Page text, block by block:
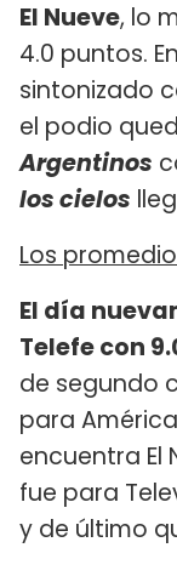
El Nueve, lo
4.0 puntos. En
sintonizado
el podio
Argentinos
los cielos
Los
El día
Telefe con
de segundo
para
encuentra El
fue para
y de último